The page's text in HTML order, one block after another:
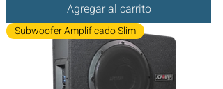
Agregar al carrito
Subwoofer Amplificado Slim